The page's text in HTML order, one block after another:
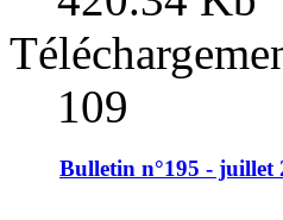
109
Bulletin n°195 - juillet